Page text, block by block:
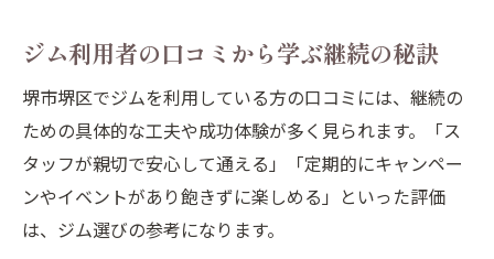
ジム利用者の口コミから学ぶ継続の秘訣
堺市堺区でジムを利用している方の口コミには、継続の
ための具体的な工夫や成功体験が多く見られます。「ス
タッフが親切で安心して通える」「定期的にキャンペー
ンやイベントがあり飽きずに楽しめる」といった評価
は、ジム選びの参考になります。